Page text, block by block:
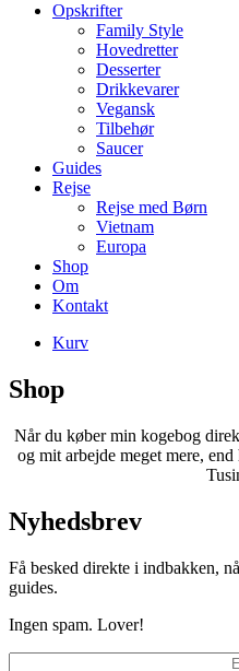
Opskrifter
Family Style
Hovedretter
Desserter
Drikkevarer
Vegansk
Tilbehør
Saucer
Guides
Rejse
Rejse med Børn
Vietnam
Europa
Shop
Om
Kontakt
Kurv
Shop
Når du køber min kogebog
og mit arbejde meget mere,
Nyhedsbrev
Få besked direkte i indbakken,
guides.
Ingen spam. Lover!